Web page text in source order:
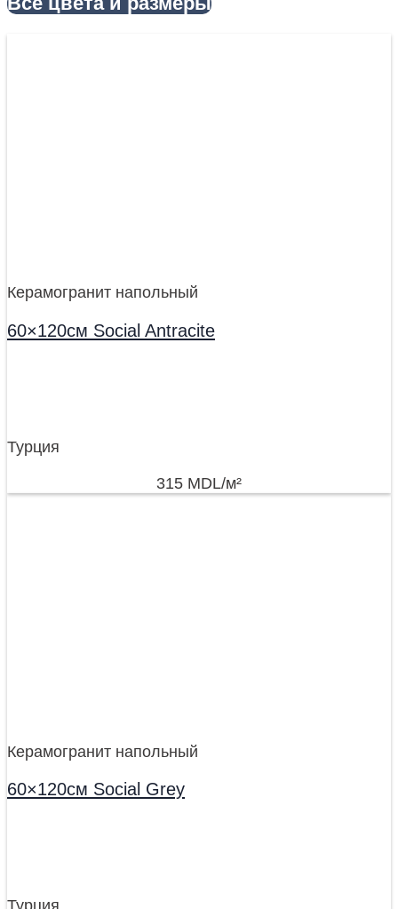
Керамогранит напольный
60×120см Social Antracite
Турция
315 MDL/м²
Керамогранит напольный
60×120см Social Grey